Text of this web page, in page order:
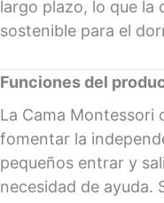
largo plazo, lo que la
sostenible para el
Funciones del
La Cama Montessori
fomentar la
pequeños entrar y
necesidad de ayuda.